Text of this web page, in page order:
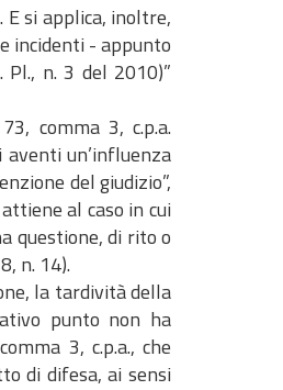
si applica, inoltre,
incidenti - appunto
Pl., n. 3 del 2010)”
comma 3, c.p.a.
un’influenza
del giudizio”,
al caso in cui
questione, di rito o
n. 14).
la tardività della
punto non ha
3, c.p.a., che
di difesa, ai sensi